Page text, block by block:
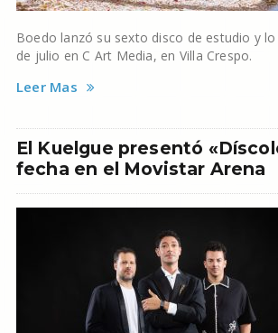
Boedo lanzó su sexto disco de estudio y
de julio en C Art Media, en Villa Crespo.
Leer Mas
El Kuelgue presentó
fecha en el Movistar Arena